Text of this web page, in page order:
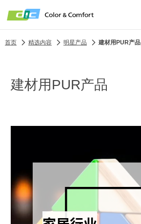
首页 精选内容 明星产品 建材用PUR产品
建材用PUR产品